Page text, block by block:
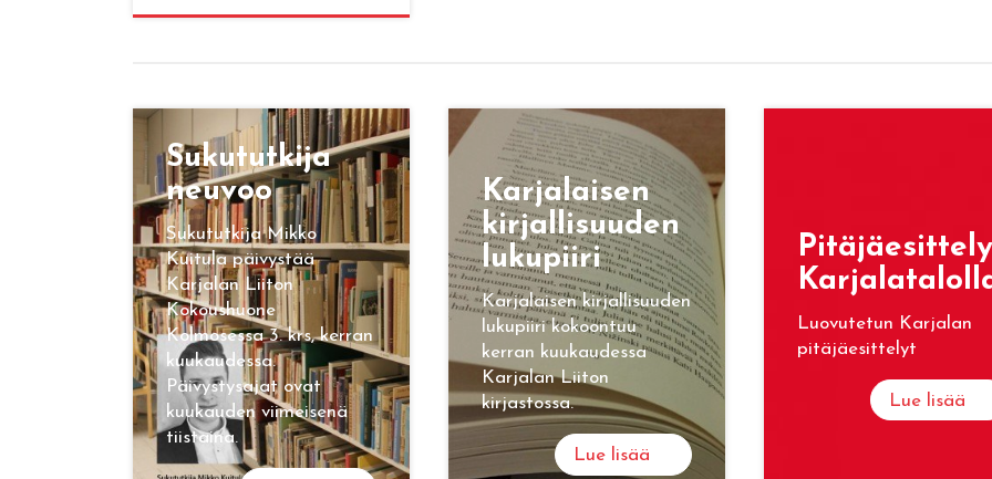
Su­ku­tut­ki­ja
neu­voo
Sukututkija Mikko
Kuitula päivystää
Karjalan Liiton
Kokoushuone
Kolmosessa 3. krs, kerran
kuukaudessa.
Päivystysajat ovat
kuukauden viimeisenä
tiistaina.
Kar­ja­lai­sen
kir­jal­li­suu­den
lu­ku­pii­ri
Karjalaisen kirjallisuuden
lukupiiri kokoontuu
kerran kuukaudessa
Karjalan Liiton
kirjastossa.
Lue lisää
Luovutetun Karjalan
pitäjäesittelyt
Lue lisää